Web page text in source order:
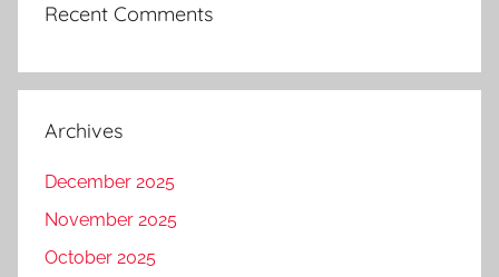
Recent Comments
Archives
December 2025
November 2025
October 2025